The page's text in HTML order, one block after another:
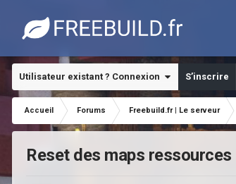
Utilisateur existant ? Connexion S’inscrire
Accueil Forums Freebuild.fr | Le serveur
Reset des maps ressources